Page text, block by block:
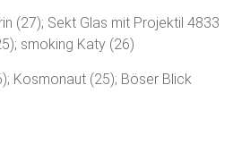
(27); Sekt Glas mit Projektil 4833
smoking Katy (26)
Kosmonaut (25); Böser Blick